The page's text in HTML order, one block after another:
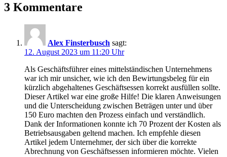
3 Kommentare
Alex Finsterbusch sagt:
12. August 2023 um 11:20 Uhr
Als Geschäftsführer eines mittelständischen Unternehmens
war ich mir unsicher, wie ich den Bewirtungsbeleg für ein
kürzlich abgehaltenes Geschäftsessen korrekt ausfüllen sollte.
Dieser Artikel war eine große Hilfe! Die klaren Anweisungen
und die Unterscheidung zwischen Beträgen unter und über
150 Euro machten den Prozess einfach und verständlich.
Dank der Informationen konnte ich 70 Prozent der Kosten als
Betriebsausgaben geltend machen. Ich empfehle diesen
Artikel jedem Unternehmer, der sich über die korrekte
Abrechnung von Geschäftsessen informieren möchte. Vielen